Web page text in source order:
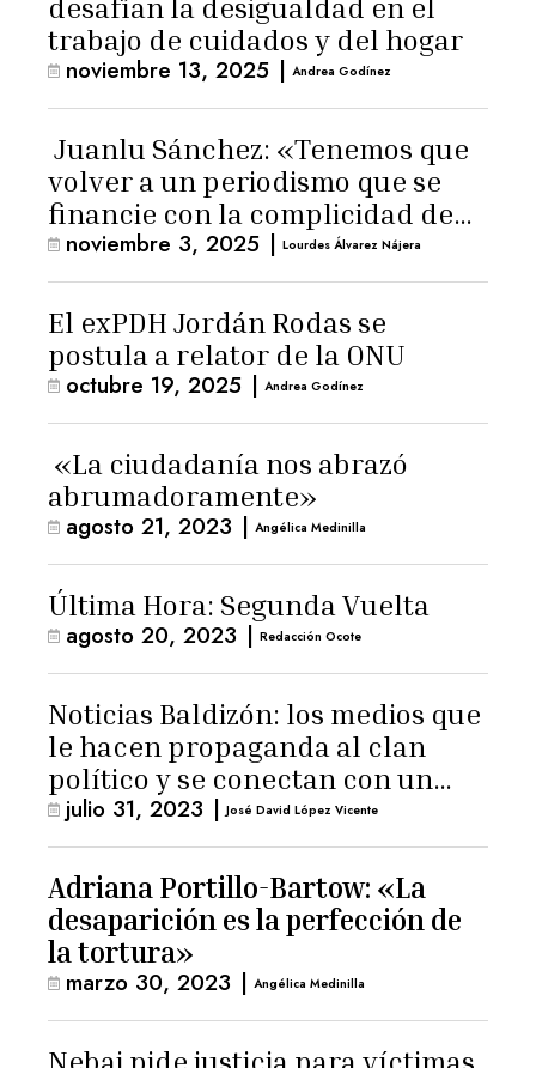
desafían la desigualdad en el
trabajo de cuidados y del hogar
noviembre 13, 2025 | Andrea Godínez
Juanlu Sánchez: «Tenemos que
volver a un periodismo que se
financie con la complicidad de
los lectores»
noviembre 3, 2025 | Lourdes Álvarez Nájera
El exPDH Jordán Rodas se
postula a relator de la ONU
octubre 19, 2025 | Andrea Godínez
«La ciudadanía nos abrazó
abrumadoramente»
agosto 21, 2023 | Angélica Medinilla
Última Hora: Segunda Vuelta
agosto 20, 2023 | Redacción Ocote
Noticias Baldizón: los medios que
le hacen propaganda al clan
político y se conectan con un
hombre de confianza de
Giammattei
julio 31, 2023 | José David López Vicente
Adriana Portillo-Bartow: «La
desaparición es la perfección de
la tortura»
marzo 30, 2023 | Angélica Medinilla
Nebaj pide justicia para víctimas